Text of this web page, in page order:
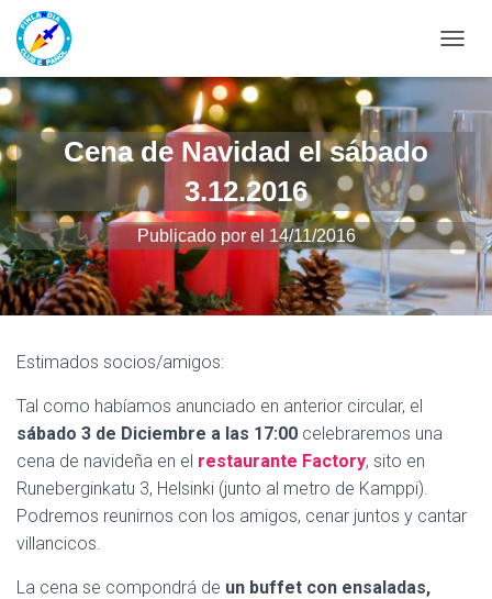
Cena de Navidad el sábado
3.12.2016
Publicado por el 14/11/2016
Estimados socios/amigos:
Tal como habíamos anunciado en anterior circular, el
sábado 3 de Diciembre a las 17:00 celebraremos una
cena de navideña en el restaurante Factory, sito en
Runeberginkatu 3, Helsinki (junto al metro de Kamppi).
Podremos reunirnos con los amigos, cenar juntos y cantar
villancicos.
La cena se compondrá de un buffet con ensaladas,